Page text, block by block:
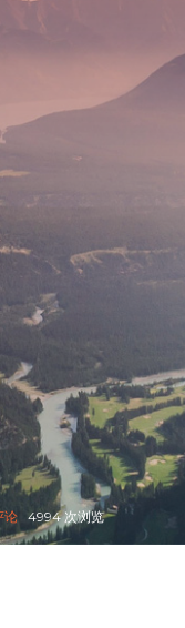
论 4994 次浏览